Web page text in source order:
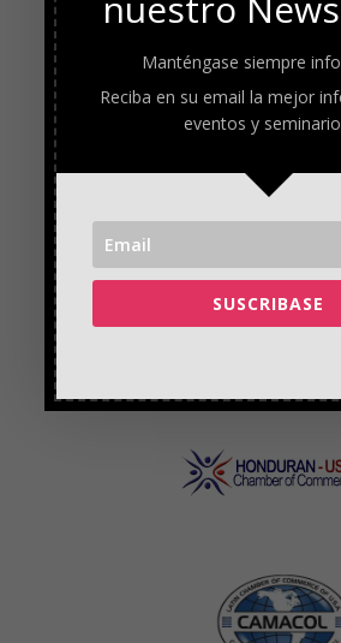
Manténgase siempre
Reciba en su email la mejor
eventos y
SUSCRIBASE